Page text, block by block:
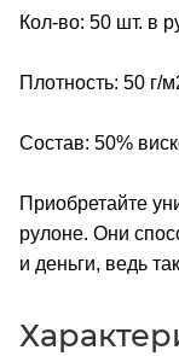
Кол-во: 50 шт. в
Плотность: 50 г/
Состав: 50%
Приобретайте
рулоне. Они
и деньги, ведь